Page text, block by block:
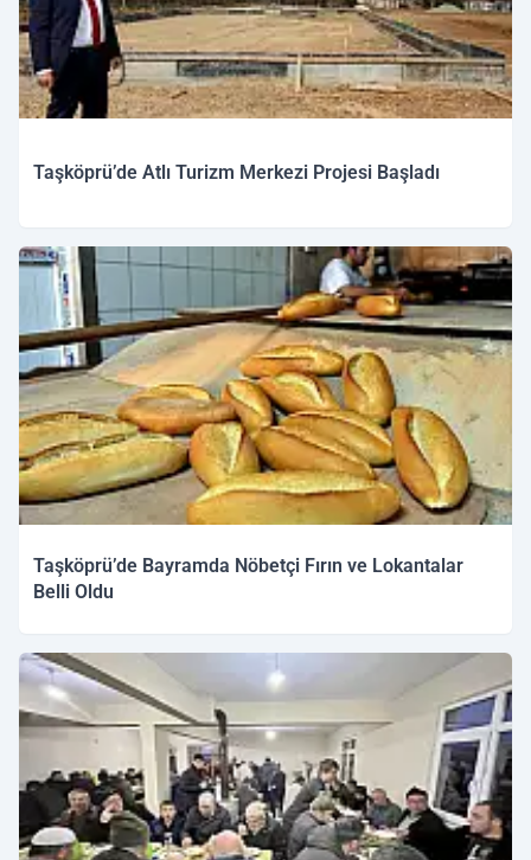
Taşköprü’de Atlı Turizm Merkezi Projesi Başladı
Taşköprü’de Bayramda Nöbetçi Fırın ve Lokantalar
Belli Oldu